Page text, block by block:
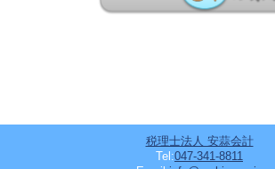
税理士法人 安蒜会計
Tel:047-341-8811